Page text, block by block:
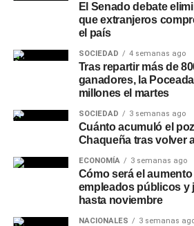
hasta $30.000.000 con plazos de
fija, mientras que la línea
comercios adheridos a
$30.000.000, libre destino y gestión
opciones se suman otras líneas de
como la consolidación de deudas y
cuotas, para financiar compras en
de rubros como construcción,
hogar y náutica.
Recomendaciones
seguridad
El Senado debate
que extranjeros
el país
SOCIEDAD 4 semanas ago
Tras repartir más de
ganadores, la
millones el martes
SOCIEDAD 3 semanas ago
Cuánto acumuló el
Chaqueña tras volver
ECONOMÍA 3 semanas ago
Cómo será el
empleados públicos y
hasta noviembre
NACIONALES 3 semanas